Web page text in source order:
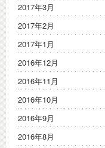
2017年3月
2017年2月
2017年1月
2016年12月
2016年11月
2016年10月
2016年9月
2016年8月